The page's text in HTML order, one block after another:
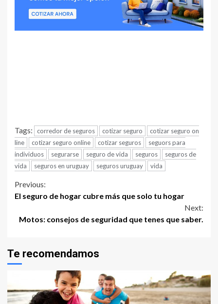
Tags: corredor de seguros cotizar seguro
cotizar seguro on
line
cotizar seguro online cotizar seguros
seguors para
individuos
segurarse seguro de vida seguros
seguros de
vida
seguros en uruguay seguros uruguay vida
Continue
Previous:
El seguro de hogar cubre más que solo tu hogar
Next:
Motos: consejos de seguridad que tenes que saber.
Te recomendamos